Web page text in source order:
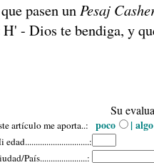
pasen un Pesaj
H' - Dios te bendiga, y
artículo me aporta..: poco | algo
edad..............................:
País......................:
Su